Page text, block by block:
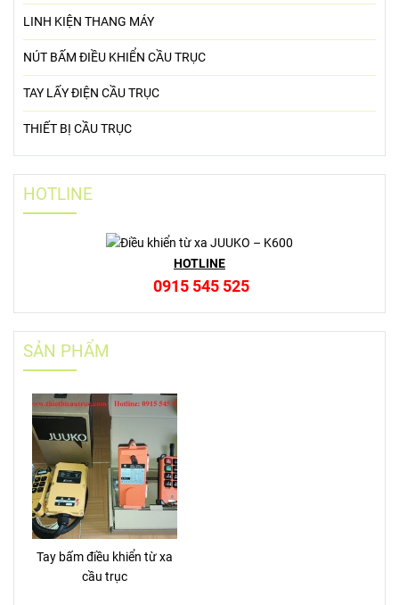
LINH KIỆN THANG MÁY
NÚT BẤM ĐIỀU KHIỂN CẦU TRỤC
TAY LẤY ĐIỆN CẦU TRỤC
THIẾT BỊ CẦU TRỤC
HOTLINE
HOTLINE
0915 545 525
SẢN PHẨM
Tay bấm điều khiển từ xa
cầu trục